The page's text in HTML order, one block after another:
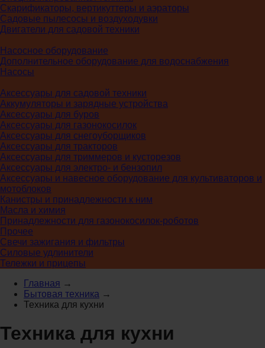
Скарификаторы, вертикуттеры и аэраторы
Садовые пылесосы и воздуходувки
Двигатели для садовой техники
Насосное оборудование
Дополнительное оборудование для водоснабжения
Насосы
Аксессуары для садовой техники
Аккумуляторы и зарядные устройства
Аксессуары для буров
Аксессуары для газонокосилок
Аксессуары для снегоуборщиков
Аксессуары для тракторов
Аксессуары для триммеров и кусторезов
Аксессуары для электро- и бензопил
Аксессуары и навесное оборудование для культиваторов и
мотоблоков
Канистры и принадлежности к ним
Масла и химия
Принадлежности для газонокосилок-роботов
Прочее
Свечи зажигания и фильтры
Силовые удлинители
Тележки и прицепы
Главная →
Бытовая техника →
Техника для кухни
Техника для кухни